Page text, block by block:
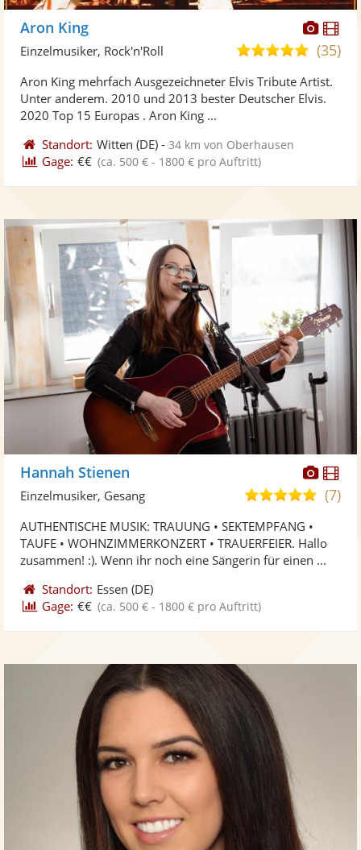
Fotos
Aron King
4,9
5
(35)
Einzelmusiker, Rock'n'Roll
Aron King mehrfach Ausgezeichneter Elvis Tribute Artist.
Unter anderem. 2010 und 2013 bester Deutscher Elvis.
2020 Top 15 Europas . Aron King ...
Standort: Witten (DE) -34 km von Oberhausen
Gage: €€ (ca. 500 € - 1800 € pro Auftritt)
Hannah Stienen
5,0
5
(7)
Einzelmusiker, Gesang
AUTHENTISCHE MUSIK: TRAUUNG • SEKTEMPFANG •
TAUFE • WOHNZIMMERKONZERT • TRAUERFEIER. Hallo
zusammen! :). Wenn ihr noch eine Sängerin für einen ...
Standort: Essen (DE)
Gage: €€ (ca. 500 € - 1800 € pro Auftritt)